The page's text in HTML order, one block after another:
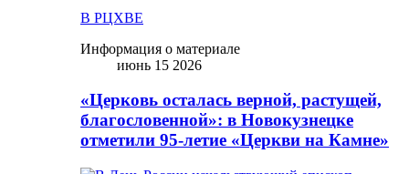
В РЦХВЕ
Информация о материале
июнь 15 2026
«Церковь осталась верной, растущей,
благословенной»: в Новокузнецке
отметили 95-летие «Церкви на Камне»